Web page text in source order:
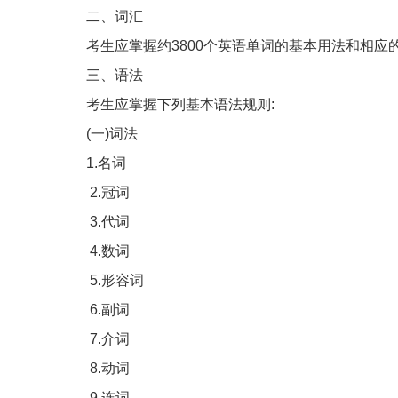
二、词汇
考生应掌握约3800个英语单词的基本用法和相应
三、语法
考生应掌握下列基本语法规则:
(一)词法
1.名词
2.冠词
3.代词
4.数词
5.形容词
6.副词
7.介词
8.动词